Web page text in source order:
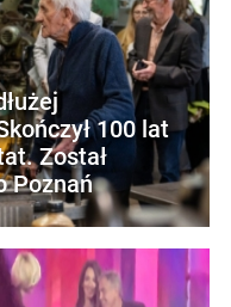
100 lat
Został
Poznań